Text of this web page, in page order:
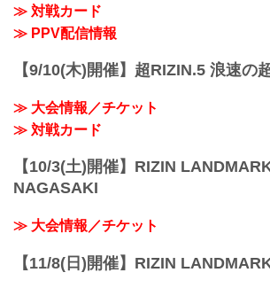
≫ 対戦カード
≫ PPV配信情報
【9/10(木)開催】超RIZIN.5 浪速の
≫ 大会情報／チケット
≫ 対戦カード
【10/3(土)開催】RIZIN
NAGASAKI
≫ 大会情報／チケット
【11/8(日)開催】RIZIN